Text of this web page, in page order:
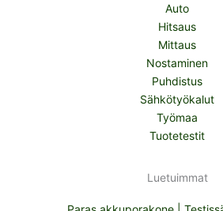
Auto
Hitsaus
Mittaus
Nostaminen
Puhdistus
Sähkötyökalut
Työmaa
Tuotetestit
Luetuimmat